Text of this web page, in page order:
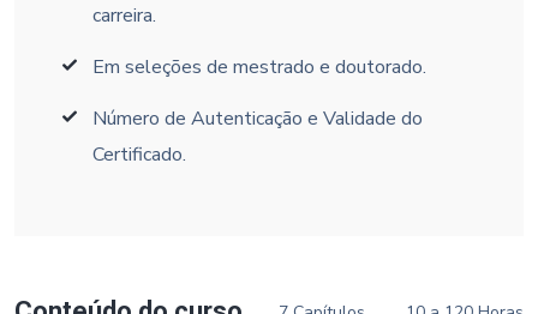
carreira.
Em seleções de mestrado e doutorado.
Número de Autenticação e Validade do
Certificado.